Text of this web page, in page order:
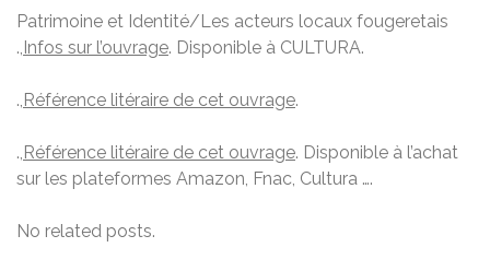
Patrimoine et Identité/Les acteurs locaux fougeretais
., Infos sur l’ouvrage. Disponible à CULTURA.
., Référence litéraire de cet ouvrage.
., Référence litéraire de cet ouvrage. Disponible à l’achat
sur les plateformes Amazon, Fnac, Cultura ….
No related posts.